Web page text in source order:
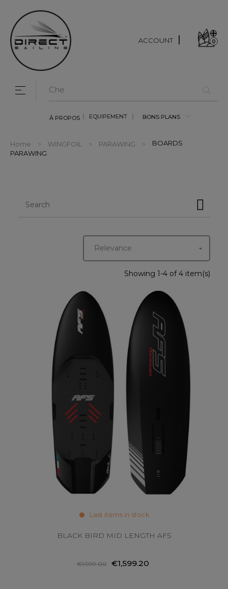
À PROPOS EQUIPEMENT BONS PLANS
ACCOUNT 0
Toggle navigation
☰
Home WINGFOIL PARAWING
BOARDS
PARAWING
Relevance 
Showing 1-4 of 4 item(s)
Last items in stock
BLACK BIRD MID LENGTH AFS
€1,999.00 €1,599.20